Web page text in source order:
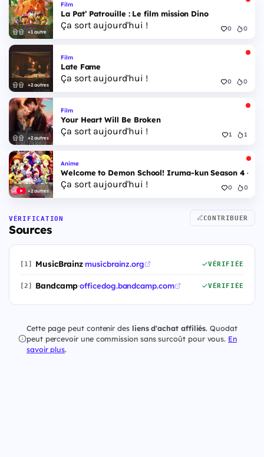
+1 autre
Film
La Pat’ Patrouille : Le film mission Dino
Ça sort aujourd'hui ! 0 0
+2 autres
Film
Late Fame
Ça sort aujourd'hui ! 0 0
+2 autres
Film
Your Heart Will Be Broken
Ça sort aujourd'hui ! 1 1
+2 autres
Anime
Welcome to Demon School! Iruma-kun Season 4 -
Ça sort aujourd'hui ! 0 0
VÉRIFICATION
Sources
CONTRIBUER
[1] MusicBrainz·musicbrainz.org VÉRIFIÉE
[2] Bandcamp·officedog.bandcamp.com VÉRIFIÉE
Cette page peut contenir des liens d'achat affiliés. Quodat
peut percevoir une commission sans surcoût pour vous. En
savoir plus.